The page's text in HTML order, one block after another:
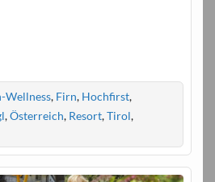
Wellness, Firn, Hochfirst,
,Österreich, Resort,Tirol,